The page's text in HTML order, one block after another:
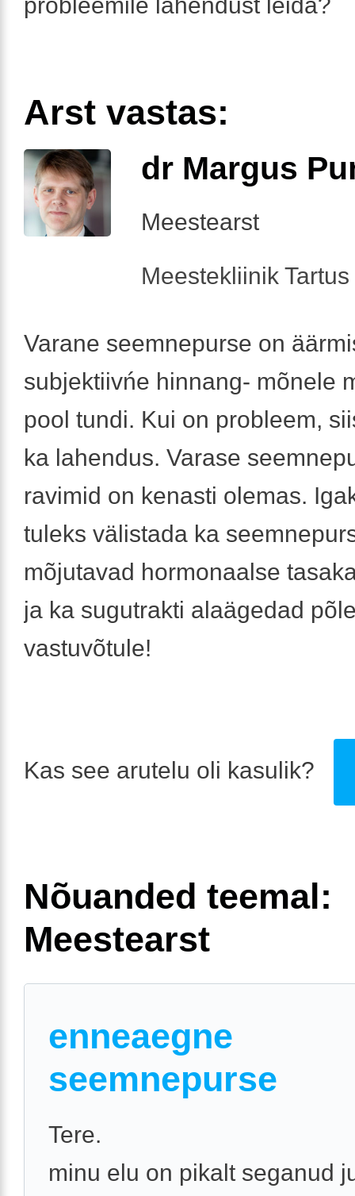
Arst vastas:
dr Margus
Meestearst
Meestekliinik
Varane seemnepurse on
subjektiivńe hinnang- mõnele
pool tundi. Kui on probleem,
ka lahendus. Varase
ravimid on kenasti olemas.
tuleks välistada ka
mõjutavad hormonaalse
ja ka sugutrakti alaägedad
vastuvõtule!
Kas see arutelu oli kasulik?
Nõuanded teemal:
Meestearst
enneaegne
seemnepurse
Tere.
minu elu on pikalt seganud